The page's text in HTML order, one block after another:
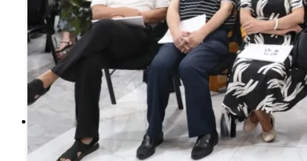
运动与健康管理系
数智技术与传播系
现代服务与管理系
马克思主义学院
公共基础部
美术与艺术设计系
音乐与舞蹈系
招生就业
招生信息网
就业信息网